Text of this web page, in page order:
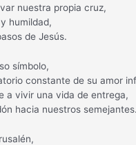
nuestra propia cruz,
humildad,
de Jesús.
símbolo,
constante de su amor
a vivir una vida de entrega,
hacia nuestros semejantes.